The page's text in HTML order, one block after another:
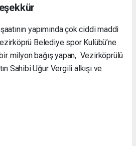
yapımında çok ciddi maddi
Belediye spor Kulübü’ne
milyon bağış yapan, Vezirköprülü
Sahibi Uğur Vergili alkışı ve